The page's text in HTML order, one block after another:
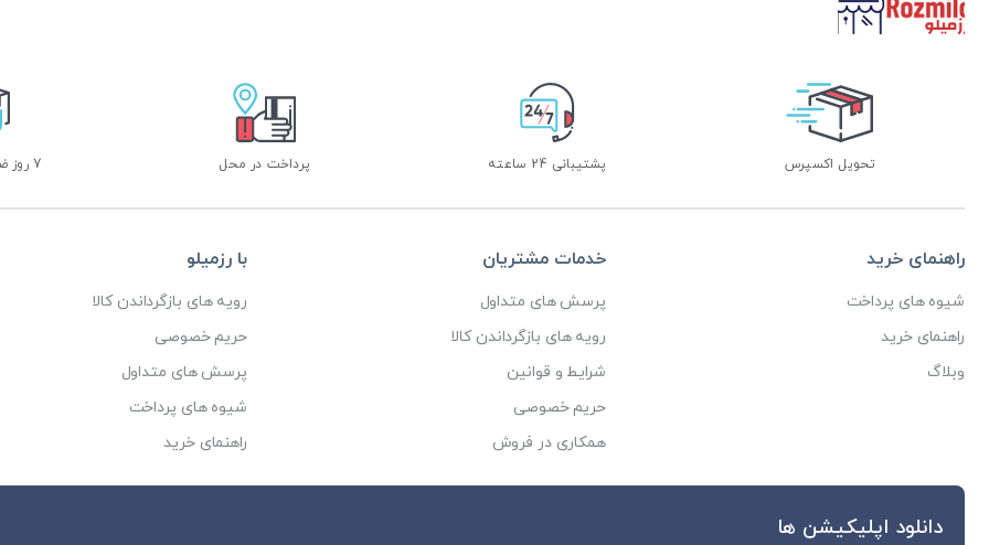
تحویل اکسپرس پشتیبانی 24 ساعته پرداخت در محل 7 روز ضمانت بازگشت
راهنمای خرید
شیوه های پرداخت
راهنمای خرید
وبلاگ
خدمات مشتریان
پرسش های متداول
رویه های بازگرداندن کالا
شرایط و قوانین
حریم خصوصی
همکاری در فروش
با رزمیلو
رویه های بازگرداندن کالا
حریم خصوصی
پرسش های متداول
شیوه های پرداخت
راهنمای خرید
دانلود اپلیکیشن ها